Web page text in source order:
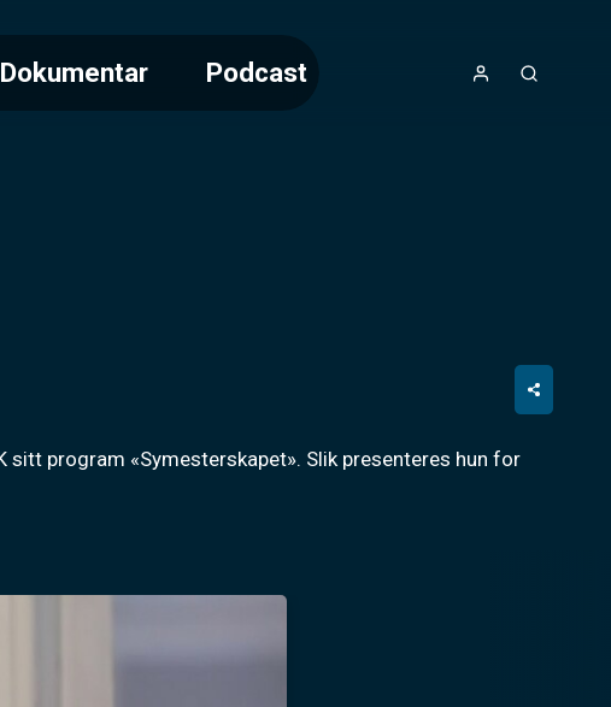
Dokumentar Podcast
sitt program «Symesterskapet». Slik presenteres hun for